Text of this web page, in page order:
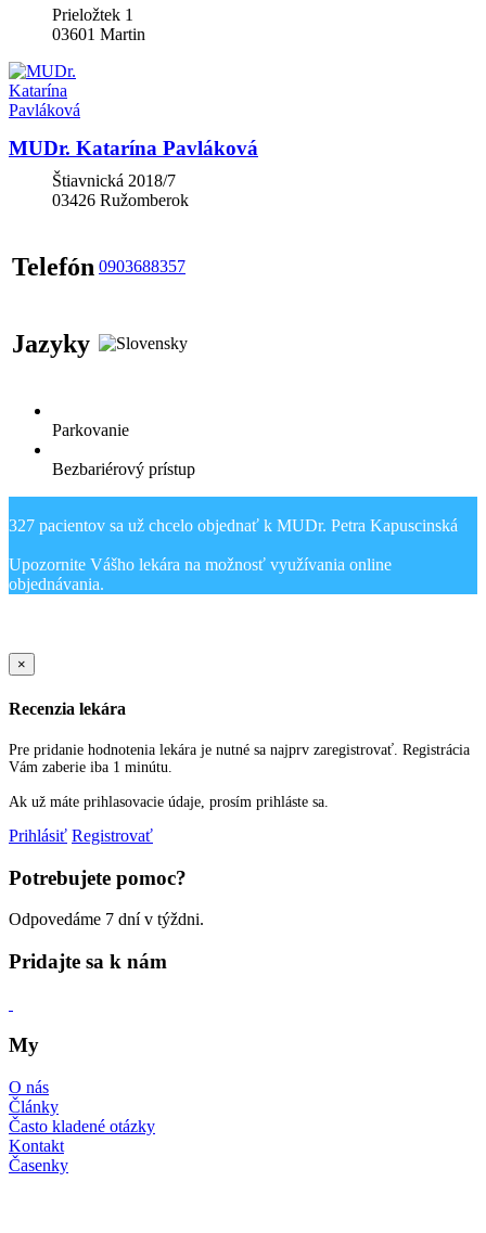
Prieložtek 1
03601 Martin
MUDr. Katarína Pavláková
Štiavnická 2018/7
03426 Ružomberok
Telefón 0903688357
Jazyky
Parkovanie
Bezbariérový prístup
327 pacientov sa už chcelo objednať k MUDr. Petra Kapuscinská
Upozornite Vášho lekára na možnosť využívania online
×
Recenzia lekára
Pre pridanie hodnotenia lekára je nutné sa najprv zaregistrovať. Registrácia
Vám zaberie iba 1 minútu.
Ak už máte prihlasovacie údaje, prosím prihláste sa.
Prihlásiť Registrovať
Potrebujete pomoc?
Odpovedáme 7 dní v týždni.
Pridajte sa k nám
My
O nás
Články
Často kladené otázky
Kontakt
Časenky